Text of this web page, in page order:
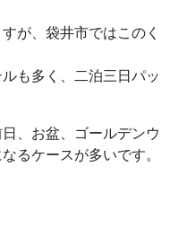
が、袋井市ではこのく
も多く、二泊三日パッ
、お盆、ゴールデンウ
るケースが多いです。